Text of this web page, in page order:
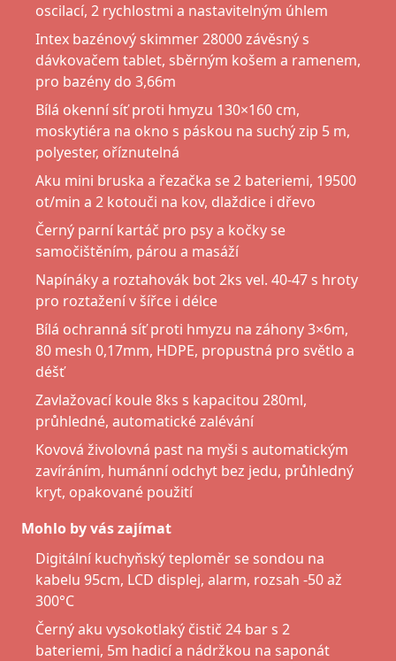
oscilací, 2 rychlostmi a nastavitelným úhlem
Intex bazénový skimmer 28000 závěsný s
dávkovačem tablet, sběrným košem a ramenem,
pro bazény do 3,66m
Bílá okenní síť proti hmyzu 130×160 cm,
moskytiéra na okno s páskou na suchý zip 5 m,
polyester, oříznutelná
Aku mini bruska a řezačka se 2 bateriemi, 19500
ot/min a 2 kotouči na kov, dlaždice i dřevo
Černý parní kartáč pro psy a kočky se
samočištěním, párou a masáží
Napínáky a roztahovák bot 2ks vel. 40-47 s hroty
pro roztažení v šířce i délce
Bílá ochranná síť proti hmyzu na záhony 3×6m,
80 mesh 0,17mm, HDPE, propustná pro světlo a
déšť
Zavlažovací koule 8ks s kapacitou 280ml,
průhledné, automatické zalévání
Kovová živolovná past na myši s automatickým
zavíráním, humánní odchyt bez jedu, průhledný
kryt, opakované použití
Mohlo by vás zajímat
Digitální kuchyňský teploměr se sondou na
kabelu 95cm, LCD displej, alarm, rozsah -50 až
300°C
Černý aku vysokotlaký čistič 24 bar s 2
bateriemi, 5m hadicí a nádržkou na saponát